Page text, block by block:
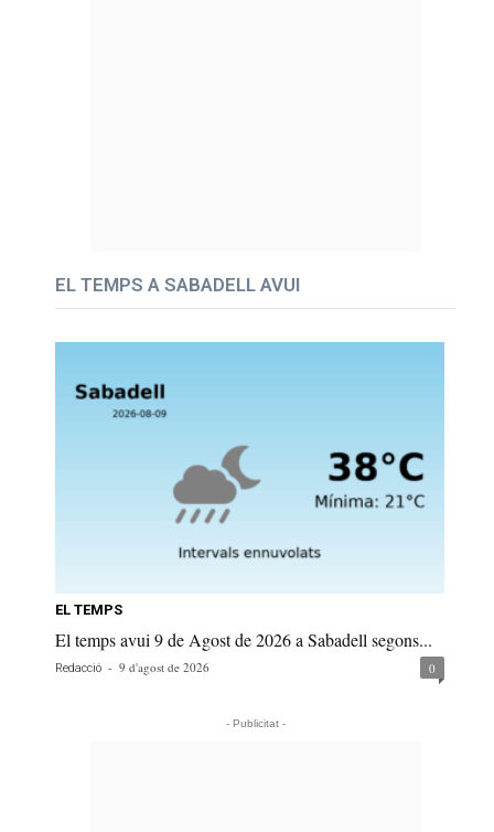
EL TEMPS A SABADELL AVUI
EL TEMPS
El temps avui 9 de Agost de 2026 a Sabadell segons...
Redacció - 9 d'agost de 2026 0
- Publicitat -